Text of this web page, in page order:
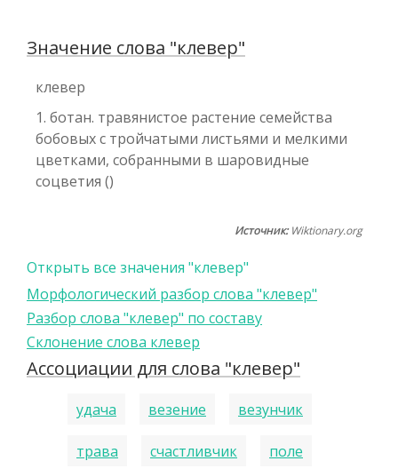
Значение слова "клевер"
клевер
1. ботан. травянистое растение семейства
бобовых с тройчатыми листьями и мелкими
цветками, собранными в шаровидные
соцветия ()
Источник:Wiktionary.org
Открыть все значения "клевер"
Морфологический разбор слова "клевер"
Разбор слова "клевер" по составу
Склонение слова клевер
Ассоциации для слова "клевер"
удача везение везунчик
трава счастливчик поле